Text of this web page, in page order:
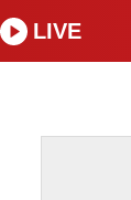
LIVE